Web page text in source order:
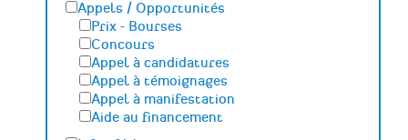
Appels / Opportunités
Prix - Bourses
Concours
Appel à candidatures
Appel à témoignages
Appel à manifestation
Aide au financement